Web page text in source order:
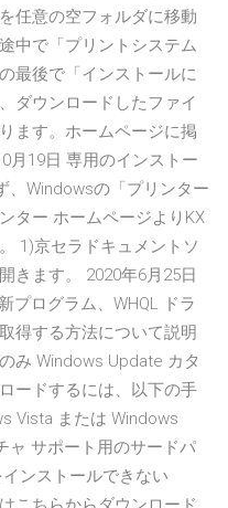
任意の空フォルダに移動
中で「プリントシステム
最後で「インストールに
ダウンロードしたファイ
ます。ホームページに掲
月19日 専用のインストー
、Windowsの「プリンター
ター ホームページよりKX
1)京セラドキュメントソ
きます。 2020年6月25日
プログラム、WHQL ドラ
得する方法について説明
み Windows Update カタ
ードするには、以下の手
Vista または Windows
ャ サポート用のサードパ
ンストールできない